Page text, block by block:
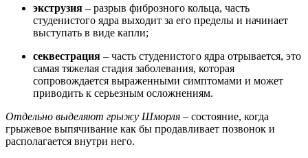
экструзия – разрыв фиброзного кольца, часть
студенистого ядра выходит за его пределы и начинает
выступать в виде капли;
секвестрация – часть студенистого ядра отрывается, это
самая тяжелая стадия заболевания, которая
сопровождается выраженными симптомами и может
приводить к серьезным осложнениям.
Отдельно выделяют грыжу Шморля – состояние, когда
грыжевое выпячивание как бы продавливает позвонок и
располагается внутри него.